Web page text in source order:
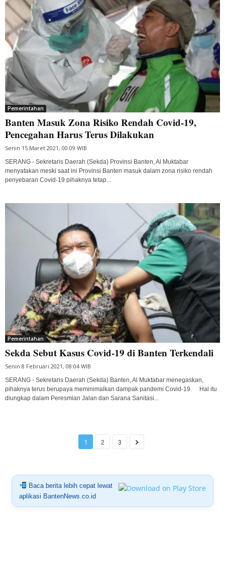
Pemerintahan
Banten Masuk Zona Risiko Rendah Covid-19,
Pencegahan Harus Terus Dilakukan
Senin 15 Maret 2021, 00:09 WIB
SERANG - Sekretaris Daerah (Sekda) Provinsi Banten, Al Muktabar
menyatakan meski saat ini Provinsi Banten masuk dalam zona risiko rendah
penyebaran Covid-19 pihaknya tetap...
Pemerintahan
Sekda Sebut Kasus Covid-19 di Banten Terkendali
Senin 8 Februari 2021, 08:04 WIB
SERANG - Sekretaris Daerah (Sekda) Banten, Al Muktabar menegaskan,
pihaknya terus berupaya meminimalkan dampak pandemi Covid-19. ⠀ Hal itu
diungkap dalam Peresmian Jalan dan Sarana Sanitasi...
1 2 3
Baca berita lebih cepat lewat
aplikasi BantenNews.co.id